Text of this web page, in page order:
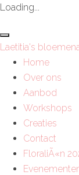
Loading...
Laetitia's
Home
Over ons
Aanbod
Workshops
Creaties
Contact
FloraliÃ«n